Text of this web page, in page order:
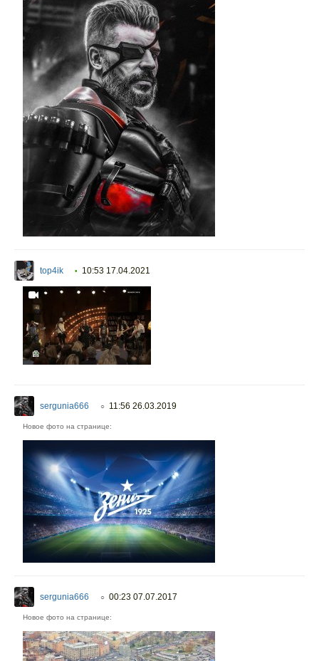
top4ik • 10:53 17.04.2021
sergunia666 ○ 11:56 26.03.2019
Новое фото на странице:
sergunia666 ○ 00:23 07.07.2017
Новое фото на странице: